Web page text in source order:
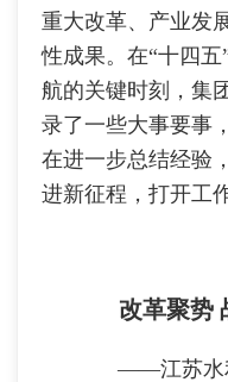
重大改革、产业发
性成果。在“十四
航的关键时刻，集
录了一些大事要事
在进一步总结经验
进新征程，打开工
改革聚势
——江苏水